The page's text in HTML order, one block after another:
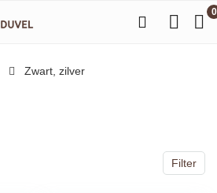
0
‎Zwart, zilver
Filter